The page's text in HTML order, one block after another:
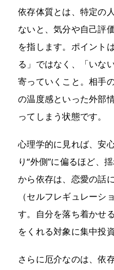
依存体質とは、特定の
ないと、気分や自己評
を指します。ポイント
る」ではなく、「いな
寄っていくこと。相手
の温度感といった外部
ってしまう状態です。
心理学的に見れば、安
り“外側”に偏るほど、
から依存は、恋愛の話
（セルフレギュレーシ
す。自分を落ち着かせ
をくれる対象に集中投
さらに厄介なのは、依